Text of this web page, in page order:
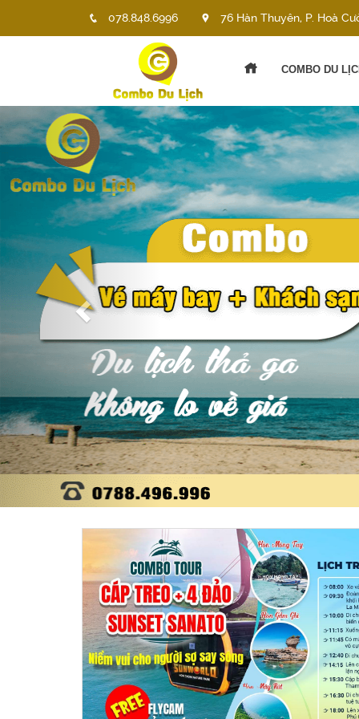
078.848.6996 76 Hàn Thuyên, P. Hoà
COMBO DU
Previous
Hover to zoom